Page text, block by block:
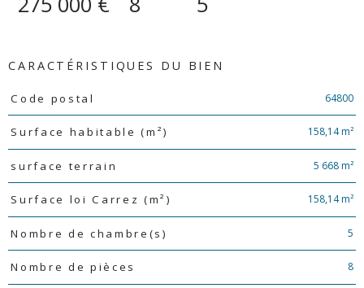
CARACTÉRISTIQUES DU BIEN
Caractéristiques Valeurs
Code postal 64800
Surface habitable (m²) 158,14 m²
surface terrain 5 668 m²
Surface loi Carrez (m²) 158,14 m²
Nombre de chambre(s) 5
Nombre de pièces 8